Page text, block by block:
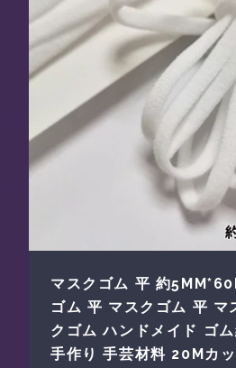
マスクゴム 平 約
ゴム 平 マスクゴム 平 マ
クゴム ハンドメイド ゴ
手作り 手芸材料 20Mカ